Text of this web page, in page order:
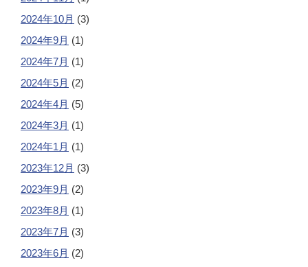
2024年10月 (3)
2024年9月 (1)
2024年7月 (1)
2024年5月 (2)
2024年4月 (5)
2024年3月 (1)
2024年1月 (1)
2023年12月 (3)
2023年9月 (2)
2023年8月 (1)
2023年7月 (3)
2023年6月 (2)